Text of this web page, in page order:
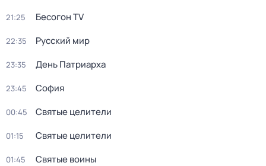
21:25 Бесогон TV
22:35 Русский мир
23:35 Дeнь Патриаpха
23:45 София
00:45 Святые целители
01:15 Святые целители
01:45 Святые воины